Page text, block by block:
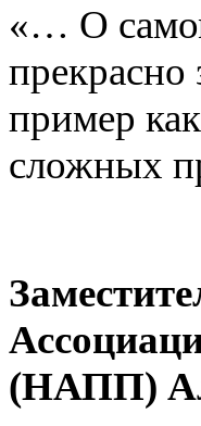
«… О
прекрасно
пример
сложных
(НАПП)